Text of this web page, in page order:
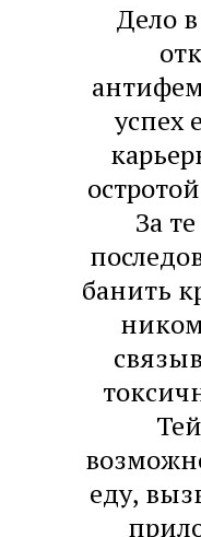
Дело
успех
За
банить
еду,